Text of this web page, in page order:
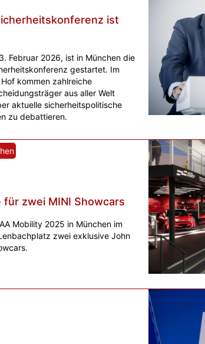
ist
Februar 2026, ist in München die
gestartet. Im
kommen zahlreiche
aus aller Welt
aktuelle sicherheitspolitische
zu debattieren.
für zwei MINI Showcars
Mobility 2025 in München im
zwei exklusive John